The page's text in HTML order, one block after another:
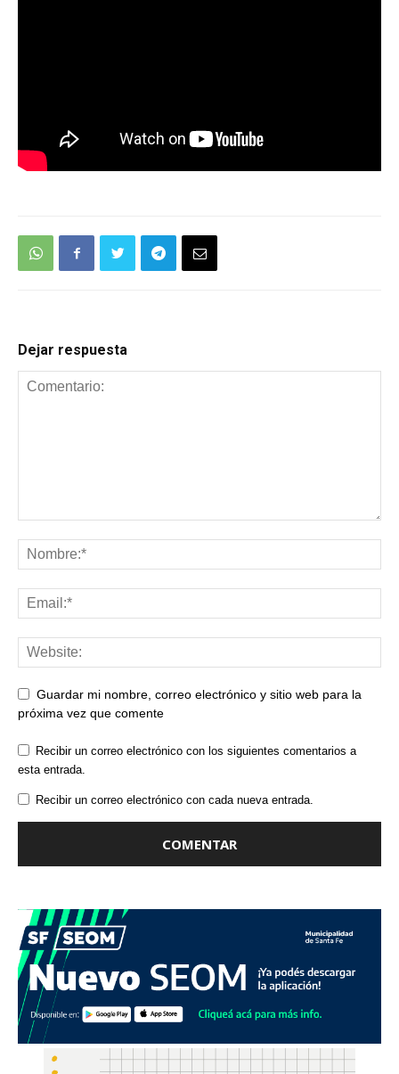
Dejar respuesta
Guardar mi nombre, correo electrónico y sitio web para la
próxima vez que comente
Recibir un correo electrónico con los siguientes comentarios a
esta entrada.
Recibir un correo electrónico con cada nueva entrada.